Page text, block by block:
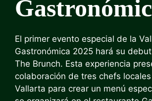
El primer evento especial de la
Gastronómica 2025 hará su
The Brunch. Esta experiencia
colaboración de tres chefs
Vallarta para crear un menú